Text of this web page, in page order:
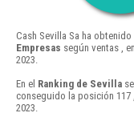
Cash Sevilla Sa ha
Empresas según ventas ,
2023.
En el Ranking de Sevilla
conseguido la posición 117
2023.